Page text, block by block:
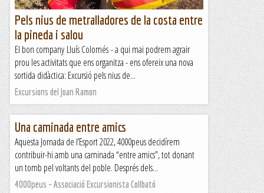
Pels nius de metralladores de la costa entre
la pineda i salou
El bon company Lluís Colomés - a qui mai podrem agrair
prou les activitats que ens organitza - ens ofereix una nova
sortida didàctica: Excursió pels nius de...
Excursions del Joan Ramon
Una caminada entre amics
Aquesta Jornada de l’Esport 2022, 4000peus decidírem
contribuir-hi amb una caminada “entre amics”, tot donant
un tomb pel voltants del poble. Després dels...
4000peus - Associació Excursionista Collbató